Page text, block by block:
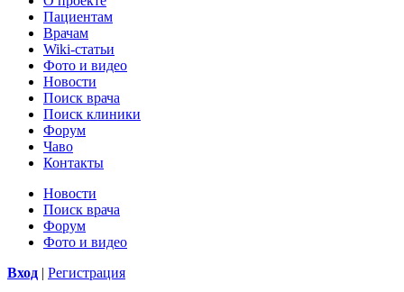
Пациентам
Врачам
Wiki-статьи
Фото и видео
Новости
Поиск врача
Поиск клиники
Форум
Чаво
Контакты
Новости
Поиск врача
Форум
Фото и видео
Вход | Регистрация